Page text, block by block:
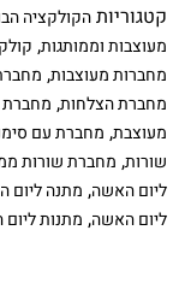
אישית
בעיצוב
בוטני,
סט
הכולל:
3
מחברות
מרובעות
וסימניות
תואמות
קטגוריותהקולקציה
מעוצבות וממותגות,
מחברות מעוצבות,
מחברת הצלחות,מחברת
מעוצבת,מחברת עם
שורות,מחברת שורות
ליום האשה,מתנה ליום
ליום האשה,מתנות